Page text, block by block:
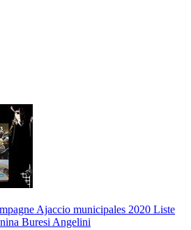
Ajaccio municipales 2020 Liste
Buresi Angelini